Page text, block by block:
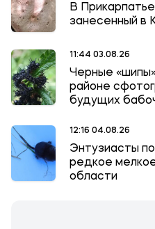
В
занесенный в
11:44 03.08.26
Черные
районе
будущих
12:16 04.08.26
Энтузиасты
редкое
области